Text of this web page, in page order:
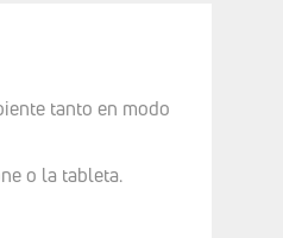
tanto en modo
o la tableta.